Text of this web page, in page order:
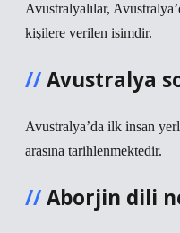
Avustralyalılar,
kişilere verilen isimdir.
Avustralya
Avustralya’da ilk insan
arasına tarihlenmektedir.
Aborjin dili